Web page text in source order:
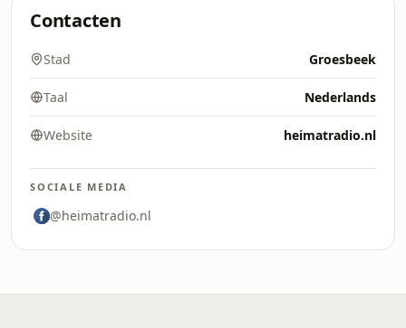
Contacten
Stad Groesbeek
Taal Nederlands
Website heimatradio.nl
SOCIALE MEDIA
@heimatradio.nl